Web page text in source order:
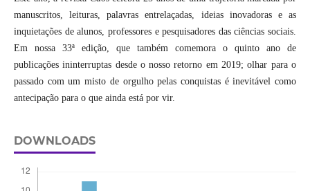
manuscritos, leituras, palavras entrelaçadas, ideias inovadoras e as
inquietações de alunos, professores e pesquisadores das ciências sociais.
Em nossa 33ª edição, que também comemora o quinto ano de
publicações ininterruptas desde o nosso retorno em 2019; olhar para o
passado com um misto de orgulho pelas conquistas é inevitável como
antecipação para o que ainda está por vir.
DOWNLOADS